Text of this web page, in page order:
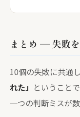
まとめ — 失敗
10個の失敗に共通
れた」 ということ
一つの判断ミスが